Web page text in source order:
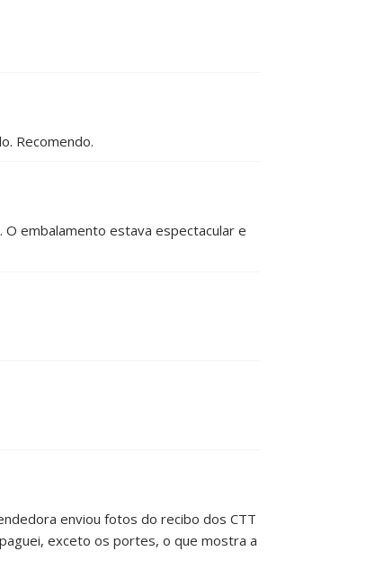
Recomendo.
embalamento estava espectacular e
enviou fotos do recibo dos CTT
exceto os portes, o que mostra a